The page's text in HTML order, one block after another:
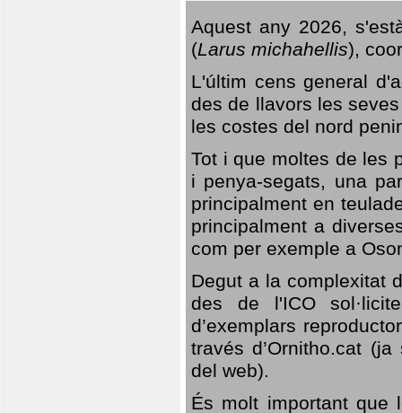
Aquest any 2026,
(Larus michahellis),
L'últim cens general
des de llavors les
les costes del nord
Tot i que moltes de les
i penya-segats, una
principalment en
principalment a
com per exemple a
Degut a la complexitat
des de l'ICO
d’exemplars
través d’Ornitho.cat
del web).
És molt important que